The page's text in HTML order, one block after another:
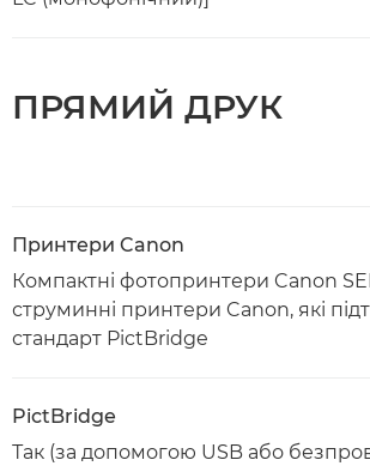
ПРЯМИЙ ДРУК
Принтери Canon
Компактні фотопринтери Canon
струминні принтери Canon, які
стандарт PictBridge
PictBridge
Так (за допомогою USB або